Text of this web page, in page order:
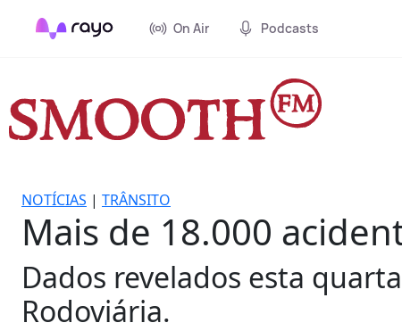
On Air Podcasts
NOTÍCIAS | TRÂNSITO
Mais de 18.000
Dados revelados esta
Rodoviária.